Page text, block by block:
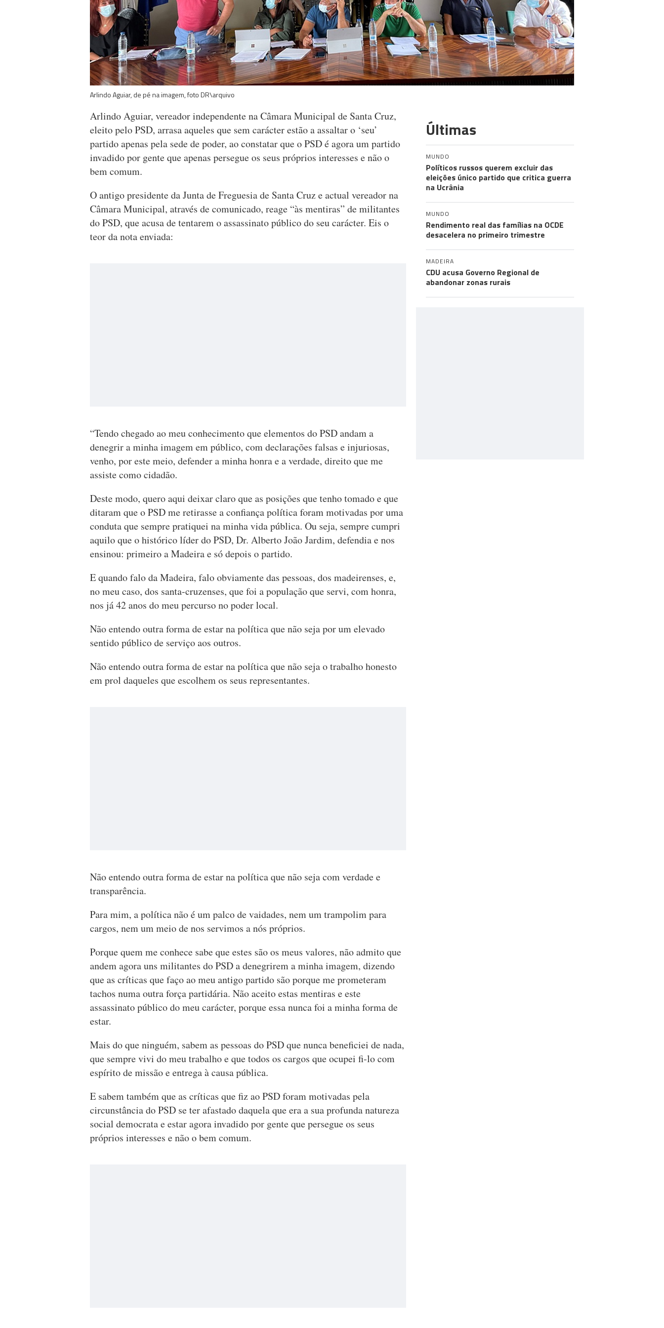
Arlindo Aguiar, de pé na imagem, foto DR\arquivo
Arlindo Aguiar, vereador independente na Câmara Municipal de Santa Cruz,
eleito pelo PSD, arrasa aqueles que sem carácter estão a assaltar o ‘seu’
partido apenas pela sede de poder, ao constatar que o PSD é agora um partido
invadido por gente que apenas persegue os seus próprios interesses e não o
bem comum.
O antigo presidente da Junta de Freguesia de Santa Cruz e actual vereador na
Câmara Municipal, através de comunicado, reage “às mentiras” de militantes
do PSD, que acusa de tentarem o assassinato público do seu carácter. Eis o
teor da nota enviada:
“Tendo chegado ao meu conhecimento que elementos do PSD andam a
denegrir a minha imagem em público, com declarações falsas e injuriosas,
venho, por este meio, defender a minha honra e a verdade, direito que me
assiste como cidadão.
Deste modo, quero aqui deixar claro que as posições que tenho tomado e que
ditaram que o PSD me retirasse a confiança política foram motivadas por uma
conduta que sempre pratiquei na minha vida pública. Ou seja, sempre cumpri
aquilo que o histórico líder do PSD, Dr. Alberto João Jardim, defendia e nos
ensinou: primeiro a Madeira e só depois o partido.
E quando falo da Madeira, falo obviamente das pessoas, dos madeirenses, e,
no meu caso, dos santa-cruzenses, que foi a população que servi, com honra,
nos já 42 anos do meu percurso no poder local.
Não entendo outra forma de estar na política que não seja por um elevado
sentido público de serviço aos outros.
Não entendo outra forma de estar na política que não seja o trabalho honesto
em prol daqueles que escolhem os seus representantes.
Não entendo outra forma de estar na política que não seja com verdade e
transparência.
Para mim, a política não é um palco de vaidades, nem um trampolim para
cargos, nem um meio de nos servimos a nós próprios.
Porque quem me conhece sabe que estes são os meus valores, não admito que
andem agora uns militantes do PSD a denegrirem a minha imagem, dizendo
que as críticas que faço ao meu antigo partido são porque me prometeram
tachos numa outra força partidária. Não aceito estas mentiras e este
assassinato público do meu carácter, porque essa nunca foi a minha forma de
estar.
Mais do que ninguém, sabem as pessoas do PSD que nunca beneficiei de nada,
que sempre vivi do meu trabalho e que todos os cargos que ocupei fi-lo com
espírito de missão e entrega à causa pública.
E sabem também que as críticas que fiz ao PSD foram motivadas pela
circunstância do PSD se ter afastado daquela que era a sua profunda natureza
social democrata e estar agora invadido por gente que persegue os seus
próprios interesses e não o bem comum.
Últimas
MUNDO
Políticos russos querem excluir das
eleições único partido que critica guerra
na Ucrânia
MUNDO
Rendimento real das famílias na OCDE
desacelera no primeiro trimestre
MADEIRA
CDU acusa Governo Regional de
abandonar zonas rurais